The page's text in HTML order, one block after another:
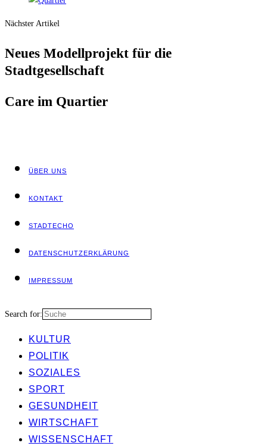
Nächster Artikel
Neu­es Modell­pro­jekt für die
Stadtgesellschaft
Care im Quartier
ÜBER UNS
KON­TAKT
STADT­ECHO
DATEN­SCHUTZ­ER­KLÄ­RUNG
IMPRES­SUM
Search for:
KUL­TUR
POLI­TIK
SOZIA­LES
SPORT
GESUND­HEIT
WIRT­SCHAFT
WIS­SEN­SCHAFT